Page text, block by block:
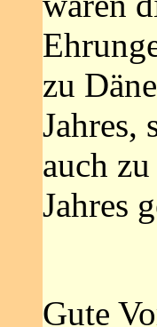
zu
Jahres,
auch
Jahres
Gute